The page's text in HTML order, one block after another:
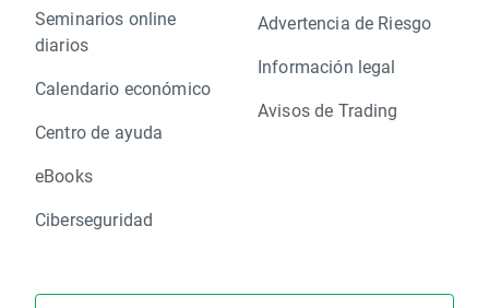
Seminarios online
diarios
Calendario económico
Centro de ayuda
eBooks
Ciberseguridad
Advertencia de Riesgo
Información legal
Avisos de Trading